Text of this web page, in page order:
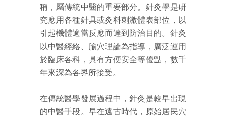
稱，屬傳統中醫的重要部分。針灸學是研
究應用各種針具或灸料刺激體表部位，以
引起機體適當反應而達到防治目的。針灸
以中醫經絡、腧穴理論為指導，廣泛運用
於臨床各科，具有方便安全等優點，數千
年來深為各界所接受。
在傳統醫學發展過程中，針灸是較早出現
的中醫手段。早在遠古時代，原始居民穴